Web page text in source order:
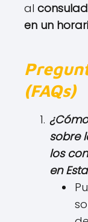
al
en un
(FAQs)
sobre
los
en